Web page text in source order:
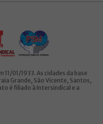
01/1933. As cidades da base
Grande, São Vicente, Santos,
é filiado à Intersindical e a